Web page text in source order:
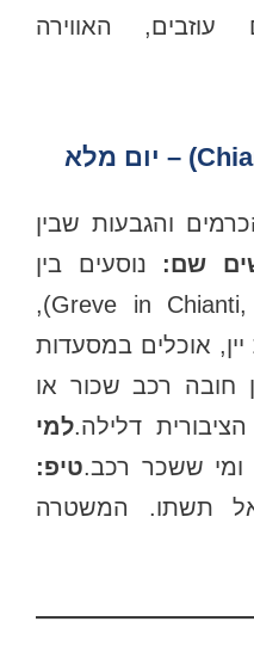
האווירה
והגבעות שבין
שם:נוסעים בין
כפרים קטנים (Greve in Chianti, Radda),
אוכלים במסעדות
רכב שכור או
דלילה.למי
ששכר רכב.טיפ:
המשטרה